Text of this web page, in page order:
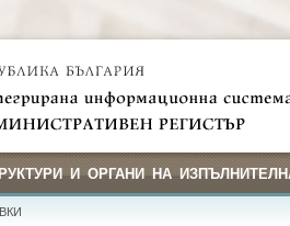
И ОРГАНИ НА